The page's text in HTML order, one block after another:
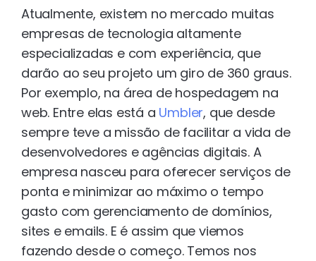
Atualmente, existem no mercado muitas
empresas de tecnologia altamente
especializadas e com experiência, que
darão ao seu projeto um giro de 360 graus.
Por exemplo, na área de hospedagem na
web. Entre elas está a Umbler, que desde
sempre teve a missão de facilitar a vida de
desenvolvedores e agências digitais. A
empresa nasceu para oferecer serviços de
ponta e minimizar ao máximo o tempo
gasto com gerenciamento de domínios,
sites e emails. E é assim que viemos
fazendo desde o começo. Temos nos